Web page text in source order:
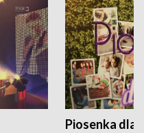
Piosenka dla